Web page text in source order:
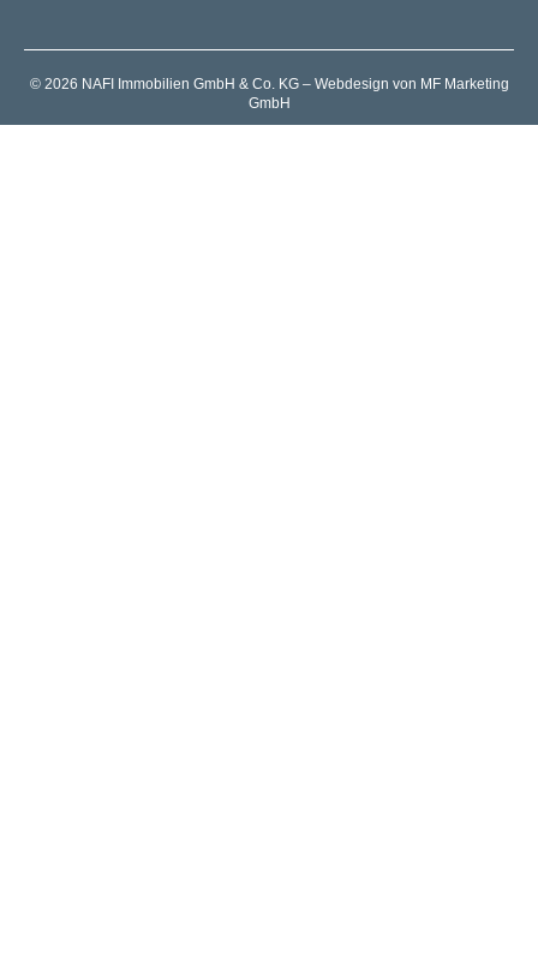
© 2026 NAFI Immobilien GmbH & Co. KG – Webdesign von MF Marketing
GmbH